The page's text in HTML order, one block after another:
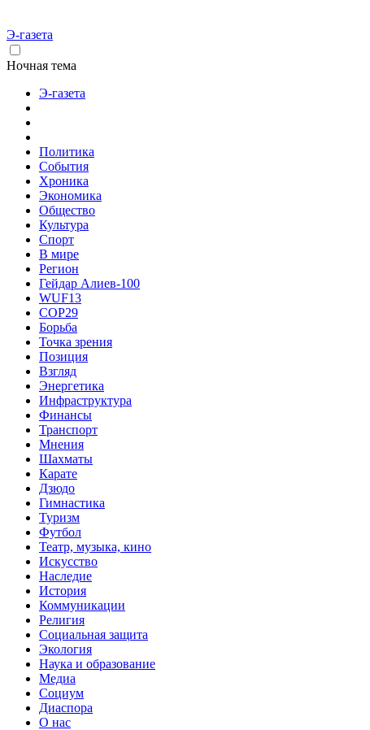
Э-газета
Ночная тема
Э-газета
Политика
События
Хроника
Экономика
Общество
Культура
Спорт
В мире
Регион
Гейдар Алиев-100
WUF13
COP29
Борьба
Точка зрения
Позиция
Взгляд
Энергетика
Инфраструктура
Финансы
Транспорт
Мнения
Шахматы
Карате
Дзюдо
Гимнастика
Туризм
Футбол
Театр, музыка, кино
Искусство
Наследие
История
Коммуникации
Религия
Социальная защита
Экология
Наука и образование
Медиа
Социум
Диаспора
О нас